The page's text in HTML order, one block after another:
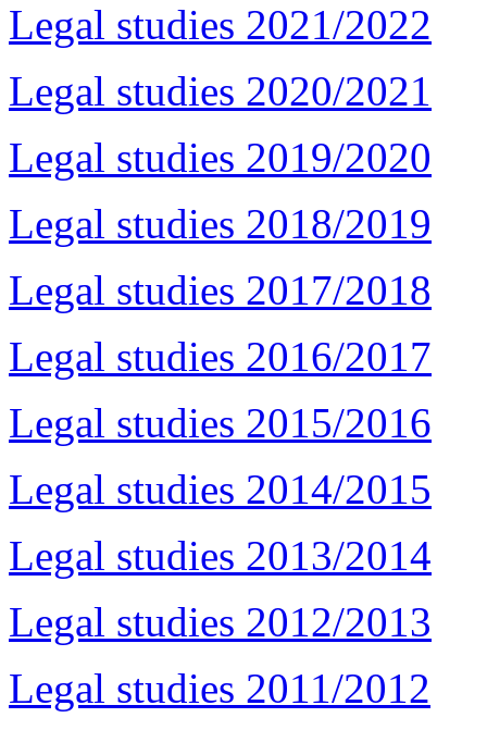
Legal studies 2021/2022
Legal studies 2020/2021
Legal studies 2019/2020
Legal studies 2018/2019
Legal studies 2017/2018
Legal studies 2016/2017
Legal studies 2015/2016
Legal studies 2014/2015
Legal studies 2013/2014
Legal studies 2012/2013
Legal studies 2011/2012